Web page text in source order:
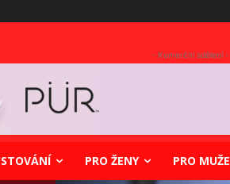
- Komerční sdělení -
PRO ŽENY PRO MUŽE